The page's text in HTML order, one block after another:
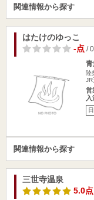
関連情報から探す
はたけのゆっこ
-点/
陸
JR
営
関連情報から探す
三世寺温泉
5.0点